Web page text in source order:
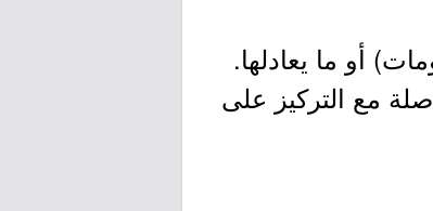
أو ما يعادلها.
صلة مع التركيز على